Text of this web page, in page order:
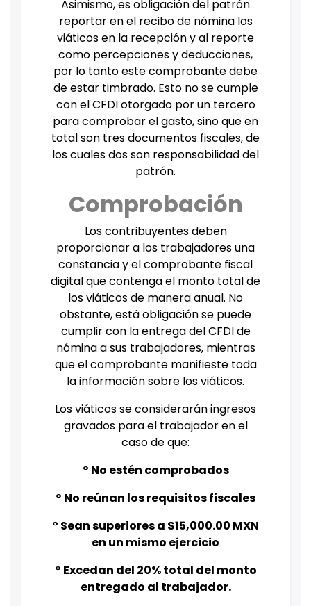
Asimismo, es obligación del patrón
reportar en el recibo de nómina los
viáticos en la recepción y al reporte
como percepciones y deducciones,
por lo tanto este comprobante debe
de estar timbrado. Esto no se cumple
con el CFDI otorgado por un tercero
para comprobar el gasto, sino que en
total son tres documentos fiscales, de
los cuales dos son responsabilidad del
patrón.
Comprobación
Los contribuyentes deben
proporcionar a los trabajadores una
constancia y el comprobante fiscal
digital que contenga el monto total de
los viáticos de manera anual. No
obstante, está obligación se puede
cumplir con la entrega del CFDI de
nómina a sus trabajadores, mientras
que el comprobante manifieste toda
la información sobre los viáticos.
Los viáticos se considerarán ingresos
gravados para el trabajador en el
caso de que:
° No estén comprobados
° No reúnan los requisitos fiscales
° Sean superiores a $15,000.00 MXN
en un mismo ejercicio
° Excedan del 20% total del monto
entregado al trabajador.